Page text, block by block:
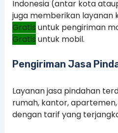
Indonesia (antar kota
juga memberikan layanan
Gratis untuk pengiriman
Gratis untuk mobil.
Pengiriman Jasa
Layanan jasa pindahan
rumah, kantor,
dengan tarif yang